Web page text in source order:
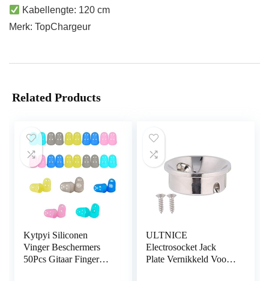
Kabellengte: 120 cm
Merk: TopChargeur
Related Products
Kytpyi Siliconen
Vinger Beschermers
50Pcs Gitaar Finger
ULTNICE
Electrosocket Jack
Plate Vernikkeld Voor